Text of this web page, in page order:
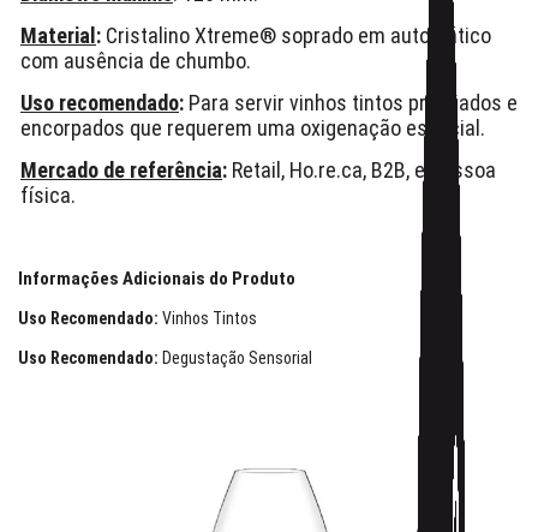
Material: Cristalino Xtreme® soprado em automático
com ausência de chumbo.
Uso recomendado: Para servir vinhos tintos premiados e
encorpados que requerem uma oxigenação especial.
Mercado de referência: Retail, Ho.re.ca, B2B, e Pessoa
física.
Informações Adicionais do Produto
Uso Recomendado: Vinhos Tintos
Uso Recomendado: Degustação Sensorial